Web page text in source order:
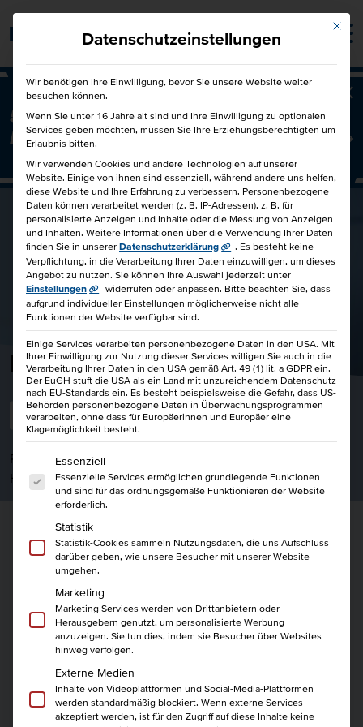
Barrierefrei
50€ für Dich und 50€ für einen
Freund!
Freunde werben Freunde
Robert Wiechmann
Dozenten Website
Robert Wiechmann Dozent bei der HKBiS Handelskammer
Hamburg Bildungs-Service gemeinnützige GmbH
Weiterbildungsportfolio
Themenportfolio:
Als Business Coach und Berater habe ich viele
Organisationen auf ihrem Weg durch tiefgreifende
Veränderungen begleitet. Meine Stärke liegt darin,
Menschen in ihrer Entwicklung zu unterstützen und
sinnvolle Lösungen zu finden, die Wandel nicht nur
Mit
Datenschutzeinstellungen
Wir benötigen Ihre Einwilligung, bevor Sie unsere Website weiter
besuchen können.
Wenn Sie unter 16 Jahre alt sind und Ihre Einwilligung zu optionalen
Services geben möchten, müssen Sie Ihre Erziehungsberechtigten um
Erlaubnis bitten.
Wir verwenden Cookies und andere Technologien auf unserer
Website. Einige von ihnen sind essenziell, während andere uns helfen,
diese Website und Ihre Erfahrung zu verbessern. Personenbezogene
Daten können verarbeitet werden (z. B. IP-Adressen), z. B. für
personalisierte Anzeigen und Inhalte oder die Messung von Anzeigen
und Inhalten. Weitere Informationen über die Verwendung Ihrer Daten
finden Sie in unserer Datenschutzerklärung . Es besteht keine
Verpflichtung, in die Verarbeitung Ihrer Daten einzuwilligen, um dieses
Angebot zu nutzen. Sie können Ihre Auswahl jederzeit unter
Einstellungen
widerrufen oder anpassen. Bitte beachten Sie, dass
aufgrund individueller Einstellungen möglicherweise nicht alle
Funktionen der Website verfügbar sind.
Einige Services verarbeiten personenbezogene Daten in den USA. Mit
Ihrer Einwilligung zur Nutzung dieser Services willigen Sie auch in die
Verarbeitung Ihrer Daten in den USA gemäß Art. 49 (1) lit. a GDPR ein.
Der EuGH stuft die USA als ein Land mit unzureichendem Datenschutz
nach EU-Standards ein. Es besteht beispielsweise die Gefahr, dass US-
Behörden personenbezogene Daten in Überwachungsprogrammen
verarbeiten, ohne dass für Europäerinnen und Europäer eine
Klagemöglichkeit besteht.
Es folgt eine Liste der Service-Gruppen, für die eine
Essenziell
Essenzielle Services ermöglichen grundlegende Funktionen
und sind für das ordnungsgemäße Funktionieren der Website
erforderlich.
Statistik
Statistik-Cookies sammeln Nutzungsdaten, die uns Aufschluss
darüber geben, wie unsere Besucher mit unserer Website
umgehen.
Marketing
Marketing Services werden von Drittanbietern oder
Herausgebern genutzt, um personalisierte Werbung
anzuzeigen. Sie tun dies, indem sie Besucher über Websites
hinweg verfolgen.
Externe Medien
Inhalte von Videoplattformen und Social-Media-Plattformen
werden standardmäßig blockiert. Wenn externe Services
akzeptiert werden, ist für den Zugriff auf diese Inhalte keine